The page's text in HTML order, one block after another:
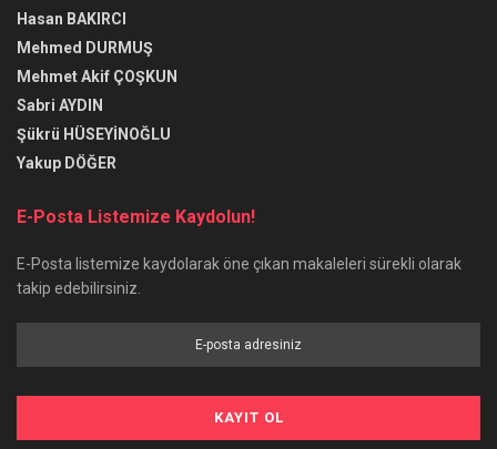
Hasan BAKIRCI
Mehmed DURMUŞ
Mehmet Akif ÇOŞKUN
Sabri AYDIN
Şükrü HÜSEYİNOĞLU
Yakup DÖĞER
E-Posta Listemize Kaydolun!
E-Posta listemize kaydolarak öne çıkan makaleleri sürekli olarak
takip edebilirsiniz.